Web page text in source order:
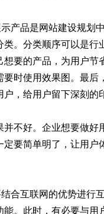
产品是网站建设规划
。分类顺序可以是行
要的产品，为用户节
时使用效果图。最后
，给用户留下深刻的
不好。企业想要做好
要简单明了，让用户
合互联网的优势进行
。此时，有必要与用